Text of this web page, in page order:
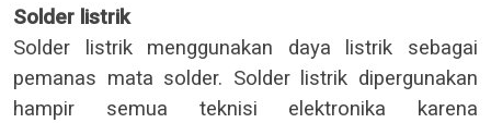
Solder listrik
Solder listrik menggunakan daya listrik sebagai
pemanas mata solder. Solder listrik dipergunakan
hampir semua teknisi elektronika karena